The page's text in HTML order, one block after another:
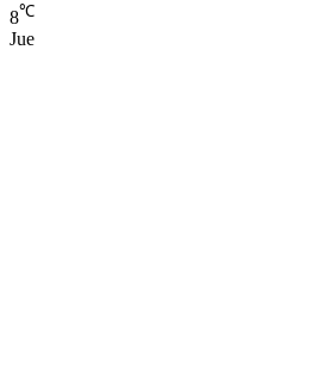
8℃
Jue